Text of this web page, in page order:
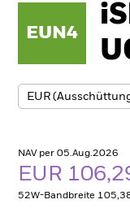
EUN4
NAV per 05.Aug.2026
EUR
52W-Bandbreite